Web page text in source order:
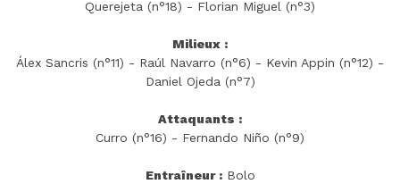
Querejeta (n°18) - Florian Miguel (n°3)
Milieux :
Álex Sancris (n°11) - Raúl Navarro (n°6) - Kevin Appin (n°12) -
Daniel Ojeda (n°7)
Attaquants :
Curro (n°16) - Fernando Niño (n°9)
Entraîneur :Bolo